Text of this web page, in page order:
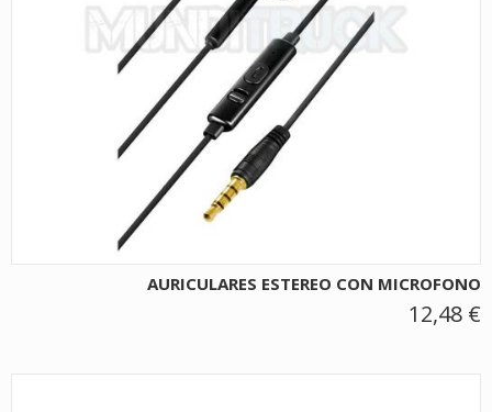
AURICULARES ESTEREO CON MICROFONO
12,48 €